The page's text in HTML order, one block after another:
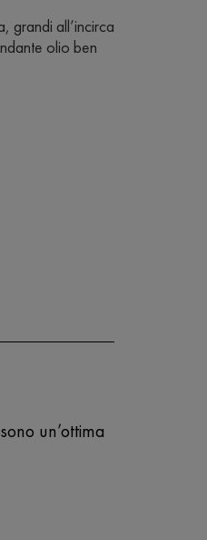
grandi all’incirca
olio ben
un’ottima